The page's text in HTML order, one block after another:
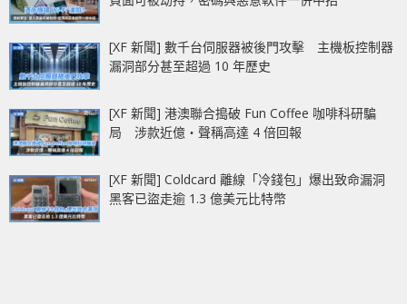
[XF 新聞] 數千台伺服器被後門攻擊 主機板控制器
漏洞部分甚至超過 10 年歷史
[XF 新聞] 港澳聯合搗破 Fun Coffee 咖啡科研騙
局 涉款近億‧聲稱高達 4 倍回報
[XF 新聞] Coldcard 離線「冷錢包」爆出致命漏洞
黑客已盜走逾 1.3 億美元比特幣